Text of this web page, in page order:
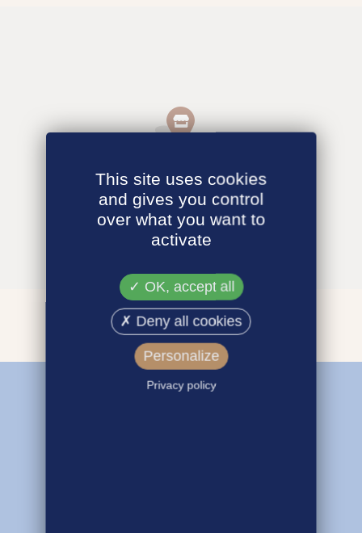
This site uses cookies
and gives you control
over what you want to
activate
OK, accept all
Deny all cookies
Personalize
Privacy policy